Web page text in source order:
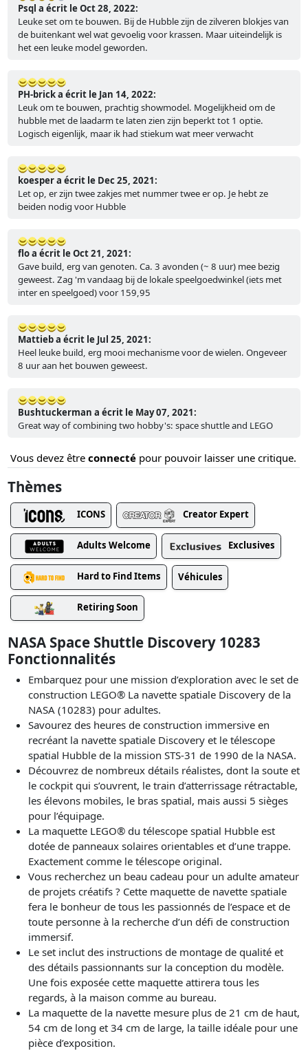
Psql a écrit le Oct 28, 2022:
Leuke set om te bouwen. Bij de Hubble zijn de zilveren blokjes van
de buitenkant wel wat gevoelig voor krassen. Maar uiteindelijk is
het een leuke model geworden.
PH-brick a écrit le Jan 14, 2022:
Leuk om te bouwen, prachtig showmodel. Mogelijkheid om de
hubble met de laadarm te laten zien zijn beperkt tot 1 optie.
Logisch eigenlijk, maar ik had stiekum wat meer verwacht
koesper a écrit le Dec 25, 2021:
Let op, er zijn twee zakjes met nummer twee er op. Je hebt ze
beiden nodig voor Hubble
flo a écrit le Oct 21, 2021:
Gave build, erg van genoten. Ca. 3 avonden (~ 8 uur) mee bezig
geweest. Zag 'm vandaag bij de lokale speelgoedwinkel (iets met
inter en speelgoed) voor 159,95
Mattieb a écrit le Jul 25, 2021:
Heel leuke build, erg mooi mechanisme voor de wielen. Ongeveer
8 uur aan het bouwen geweest.
Bushtuckerman a écrit le May 07, 2021:
Great way of combining two hobby's: space shuttle and LEGO
Vous devez être connecté pour pouvoir laisser une critique.
Thèmes
ICONS Creator Expert
Adults Welcome Exclusives
Hard to Find Items Véhicules
Retiring Soon
NASA Space Shuttle Discovery 10283
Fonctionnalités
Embarquez pour une mission d’exploration avec le set de
construction LEGO® La navette spatiale Discovery de la
NASA (10283) pour adultes.
Savourez des heures de construction immersive en
recréant la navette spatiale Discovery et le télescope
spatial Hubble de la mission STS-31 de 1990 de la NASA.
Découvrez de nombreux détails réalistes, dont la soute et
le cockpit qui s’ouvrent, le train d’atterrissage rétractable,
les élevons mobiles, le bras spatial, mais aussi 5 sièges
pour l’équipage.
La maquette LEGO® du télescope spatial Hubble est
dotée de panneaux solaires orientables et d’une trappe.
Exactement comme le télescope original.
Vous recherchez un beau cadeau pour un adulte amateur
de projets créatifs ? Cette maquette de navette spatiale
fera le bonheur de tous les passionnés de l’espace et de
toute personne à la recherche d’un défi de construction
immersif.
Le set inclut des instructions de montage de qualité et
des détails passionnants sur la conception du modèle.
Une fois exposée cette maquette attirera tous les
regards, à la maison comme au bureau.
La maquette de la navette mesure plus de 21 cm de haut,
54 cm de long et 34 cm de large, la taille idéale pour une
pièce d’exposition.